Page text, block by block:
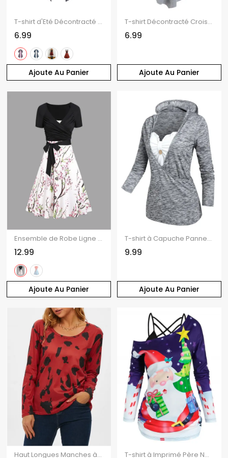
Ajoute Au Panier
T-shirt d'Eté Décontracté Croisé à Imprimé Carreaux à Col Relevé Faux Deux Pièces
6.99
Ajoute Au Panier
T-shirt Décontracté Croisé Rayé Imprimé en Blocs de Couleurs à Manches Longues
6.99
Ajoute Au Panier
Ensemble de Robe Ligne A Fleur de Pêcher et de T-shirt Cahce-cœur avec Nœud Papillon Deux Pièces
12.99
Ajoute Au Panier
T-shirt à Capuche Panneau Enveloppé Long Superposé Teinté Imprimé
9.99
Haut Longues Manches à Imprimé Abstrait T-shirt à Imprimé Père Noël et Sapin à Col Olique et Haut à Bretelle